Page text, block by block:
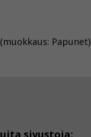
Papunet)
sivustoja: